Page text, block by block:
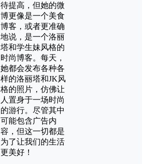
待提高，但她的微
博更像是一个美食
博客，或者更准确
地说，是一个洛丽
塔和学生妹风格的
时尚博客。每天，
她都会发布各种各
样的洛丽塔和JK风
格的照片，仿佛让
人置身于一场时尚
的游行。尽管其中
可能包含广告内
容，但这一切都是
为了让我们的生活
更美好！